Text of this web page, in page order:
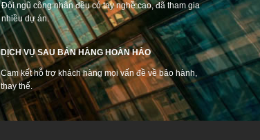
Đội ngũ công nhân đều có tay nghề cao, đã tham gia
nhiều dự án.
DỊCH VỤ SAU BÁN HÀNG HOÀN HẢO
Cam kết hỗ trợ khách hàng mọi vấn đề về bảo hành,
thay thế.